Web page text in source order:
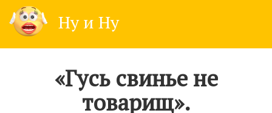
content
Ну и Ну
«Гусь свинье не
товарищ».